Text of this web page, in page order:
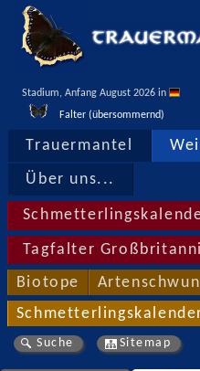
Stadium, Anfang August 2026 in
Falter (übersommernd)
Trauermantel
Über uns...
Tagfalter
Biotope
Suche Sitemap